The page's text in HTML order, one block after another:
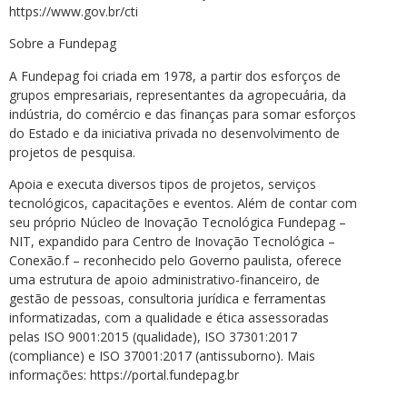
https://www.gov.br/cti
Sobre a Fundepag
A Fundepag foi criada em 1978, a partir dos esforços de
grupos empresariais, representantes da agropecuária, da
indústria, do comércio e das finanças para somar esforços
do Estado e da iniciativa privada no desenvolvimento de
projetos de pesquisa.
Apoia e executa diversos tipos de projetos, serviços
tecnológicos, capacitações e eventos. Além de contar com
seu próprio Núcleo de Inovação Tecnológica Fundepag –
NIT, expandido para Centro de Inovação Tecnológica –
Conexão.f – reconhecido pelo Governo paulista, oferece
uma estrutura de apoio administrativo-financeiro, de
gestão de pessoas, consultoria jurídica e ferramentas
informatizadas, com a qualidade e ética assessoradas
pelas ISO 9001:2015 (qualidade), ISO 37301:2017
(compliance) e ISO 37001:2017 (antissuborno). Mais
informações: https://portal.fundepag.br